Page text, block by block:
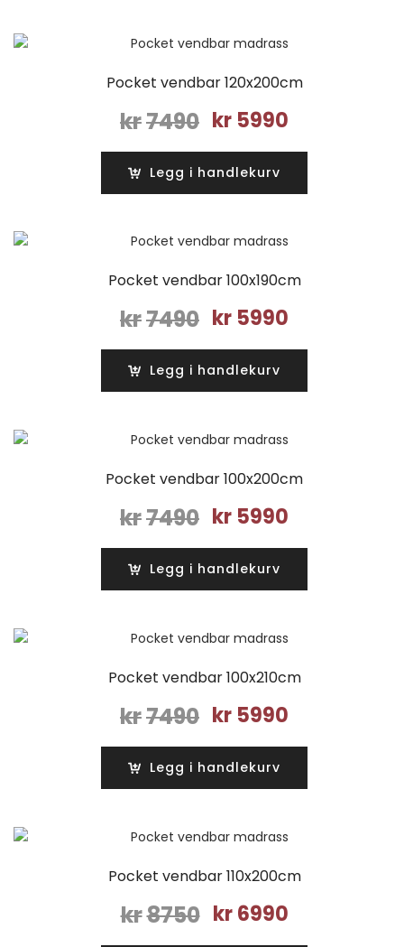
Pocket vendbar 120x200cm
kr7490 Opprinnelig
var:
kr7490.
kr 5990
kr5990.
Legg i handlekurv
Pocket vendbar 100x190cm
kr7490 Opprinnelig
var:
kr7490.
kr 5990
kr5990.
Legg i handlekurv
Pocket vendbar 100x200cm
kr7490 Opprinnelig
var:
kr7490.
kr 5990
kr5990.
Legg i handlekurv
Pocket vendbar 100x210cm
kr7490 Opprinnelig
var:
kr7490.
kr 5990
kr5990.
Legg i handlekurv
Pocket vendbar 110x200cm
kr8750
Opprinnelig
kr 6990Nåværende